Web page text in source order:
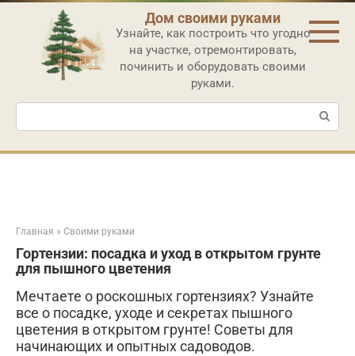
Перейти
контенту
Дом своими руками
Узнайте, как построить что угодно
на участке, отремонтировать,
починить и оборудовать своими
руками.
Поиск:
Главная » Своими руками
Гортензии: посадка и уход в открытом грунте
для пышного цветения
Мечтаете о роскошных гортензиях? Узнайте
все о посадке, уходе и секретах пышного
цветения в открытом грунте! Советы для
начинающих и опытных садоводов.